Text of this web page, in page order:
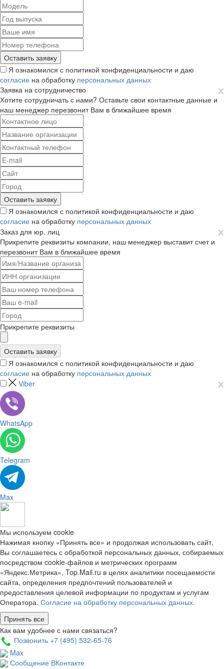
Я ознакомился с политикой конфиденциальности и даю
согласие на обработку персональных данных
х
Заявка на сотрудничество
Хотите сотрудничать с нами? Оставьте свои контактные данные и
наш менеджер перезвонит Вам в ближайшее время
Я ознакомился с политикой конфиденциальности и даю
согласие на обработку персональных данных
х
Заказ для юр. лиц
Прикрепите реквизиты компании, наш менеджер выставит счет и
перезвонит Вам в ближайшее время
Прикрепите реквизиты
Я ознакомился с политикой конфиденциальности и даю
согласие на обработку персональных данных
х
Viber
WhatsApp
Telegram
Max
Мы используем cookie
Нажимая кнопку «Принять все» и продолжая использовать сайт,
Вы соглашаетесь с обработкой персональных данных, собираемых
посредством cookie-файлов и метрических программ
«Яндекс.Метрика», Top.Mail.ru в целях аналитики посещаемости
сайта, определения предпочтений пользователей и
предоставления целевой информации по продуктам и услугам
Оператора. Согласие на обработку персональных данных.
Принять все
Как вам удобнее с нами связаться?
Позвонить +7 (495) 532-65-76
Max
Сообщение ВКонтакте